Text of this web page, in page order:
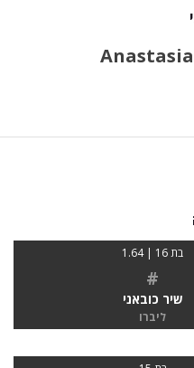
בת 16 | 1.64
#
שיר כובאני
ליברו